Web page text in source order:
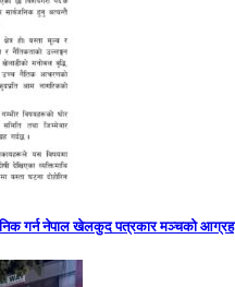
गर्न नेपाल खेलकुद पत्रकार मञ्चको आग्रह